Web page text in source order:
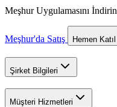
Meşhur Uygulamasını İndirin
Meşhur'da Satış Hemen Katıl
Şirket Bilgileri
Müşteri Hizmetleri